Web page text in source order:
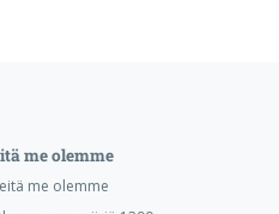
me olemme
me olemme